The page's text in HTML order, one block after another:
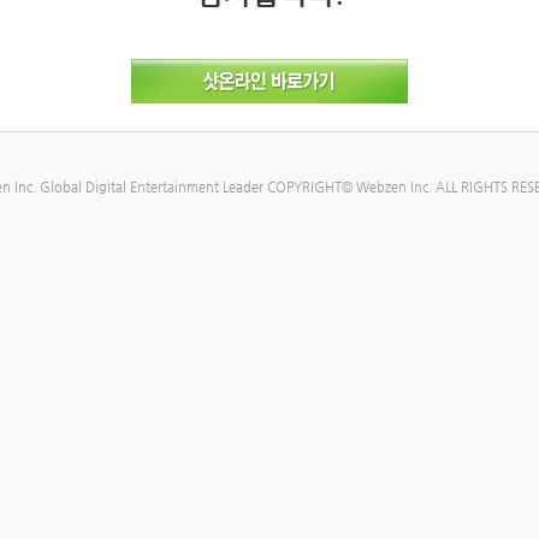
Inc. Global Digital Entertainment Leader COPYRIGHT© Webzen Inc. ALL RIGHTS